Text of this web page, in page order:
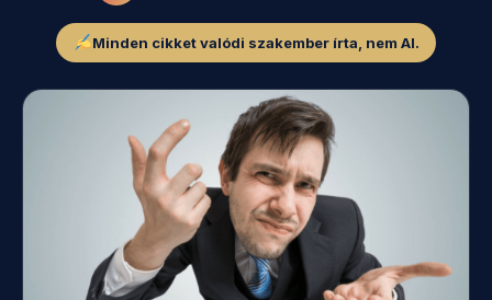
Minden cikket valódi szakember írta, nem AI.